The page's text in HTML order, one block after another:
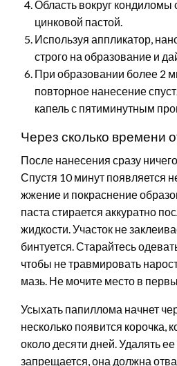
Область вокруг кондиломы
цинковой пастой.
Используя аппликатор,
строго на образование и
При образовании более 2
повторное нанесение
капель с пятиминутным
Через сколько времени
После нанесения сразу
Спустя 10 минут появляется
жжение и покраснение
паста стирается аккуратно
жидкости. Участок не
бинтуется. Старайтесь
чтобы не травмировать
мазь. Не мочите место в
Усыхать папиллома начнет
несколько появится корочка,
около десяти дней. Удалять
запрещается, она должна